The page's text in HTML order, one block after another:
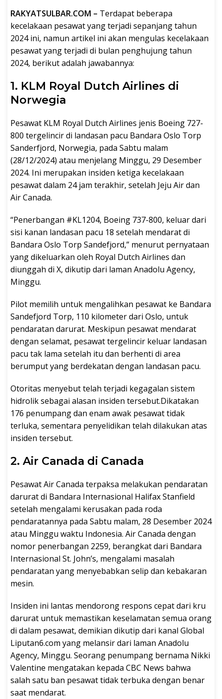
RAKYATSULBAR.COM – Terdapat beberapa
kecelakaan pesawat yang terjadi sepanjang tahun
2024 ini, namun artikel ini akan mengulas kecelakaan
pesawat yang terjadi di bulan penghujung tahun
2024, berikut adalah jawabannya:
1. KLM Royal Dutch Airlines di
Norwegia
Pesawat KLM Royal Dutch Airlines jenis Boeing 727-
800 tergelincir di landasan pacu Bandara Oslo Torp
Sanderfjord, Norwegia, pada Sabtu malam
(28/12/2024) atau menjelang Minggu, 29 Desember
2024. Ini merupakan insiden ketiga kecelakaan
pesawat dalam 24 jam terakhir, setelah Jeju Air dan
Air Canada.
“Penerbangan #KL1204, Boeing 737-800, keluar dari
sisi kanan landasan pacu 18 setelah mendarat di
Bandara Oslo Torp Sandefjord,” menurut pernyataan
yang dikeluarkan oleh Royal Dutch Airlines dan
diunggah di X, dikutip dari laman Anadolu Agency,
Minggu.
Pilot memilih untuk mengalihkan pesawat ke Bandara
Sandefjord Torp, 110 kilometer dari Oslo, untuk
pendaratan darurat. Meskipun pesawat mendarat
dengan selamat, pesawat tergelincir keluar landasan
pacu tak lama setelah itu dan berhenti di area
berumput yang berdekatan dengan landasan pacu.
Otoritas menyebut telah terjadi kegagalan sistem
hidrolik sebagai alasan insiden tersebut.Dikatakan
176 penumpang dan enam awak pesawat tidak
terluka, sementara penyelidikan telah dilakukan atas
insiden tersebut.
2. Air Canada di Canada
Pesawat Air Canada terpaksa melakukan pendaratan
darurat di Bandara Internasional Halifax Stanfield
setelah mengalami kerusakan pada roda
pendaratannya pada Sabtu malam, 28 Desember 2024
atau Minggu waktu Indonesia. Air Canada dengan
nomor penerbangan 2259, berangkat dari Bandara
Internasional St. John’s, mengalami masalah
pendaratan yang menyebabkan selip dan kebakaran
mesin.
Insiden ini lantas mendorong respons cepat dari kru
darurat untuk memastikan keselamatan semua orang
di dalam pesawat, demikian dikutip dari kanal Global
Liputan6.com yang melansir dari laman Anadolu
Agency, Minggu. Seorang penumpang bernama Nikki
Valentine mengatakan kepada CBC News bahwa
salah satu ban pesawat tidak terbuka dengan benar
saat mendarat.